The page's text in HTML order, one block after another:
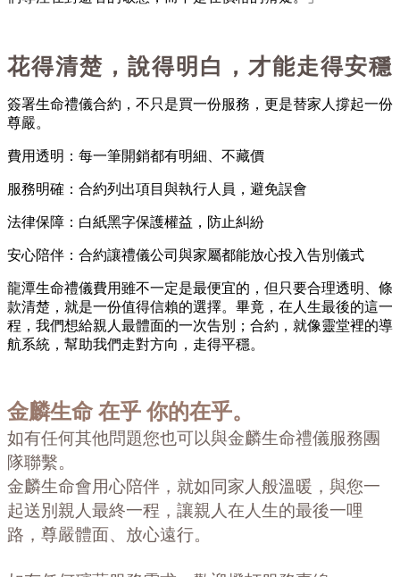
花得清楚，說得明白，才能走得安穩
簽署生命禮儀合約，不只是買一份服務，更是替家人撐起一份
尊嚴。
費用透明 ：每一筆開銷都有明細、不藏價
服務明確 ：合約列出項目與執行人員，避免誤會
法律保障 ：白紙黑字保護權益，防止糾紛
安心陪伴 ：合約讓禮儀公司與家屬都能放心投入告別儀式
龍潭生命禮儀費用雖不一定是最便宜的，但只要合理透明、條
款清楚，就是一份值得信賴的選擇。 畢竟，在人生最後的這一
程，我們想給親人最體面的一次告別；合約，就像靈堂裡的導
航系統，幫助我們走對方向，走得平穩。
金麟生命在乎 你的在乎。
如有任何其他問題您也可以與金麟生命禮儀服務團
隊聯繫。
金麟生命會用心陪伴，就如同家人般溫暖，與您一
起送別親人最終一程，讓親人在人生的最後一哩
路，尊嚴體面、放心遠行。